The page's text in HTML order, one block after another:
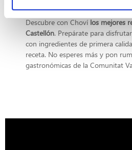
Descubre con Choví los mejores
Castellón. Prepárate para
con ingredientes de primera
receta. No esperes más y pon
gastronómicas de la Comunitat